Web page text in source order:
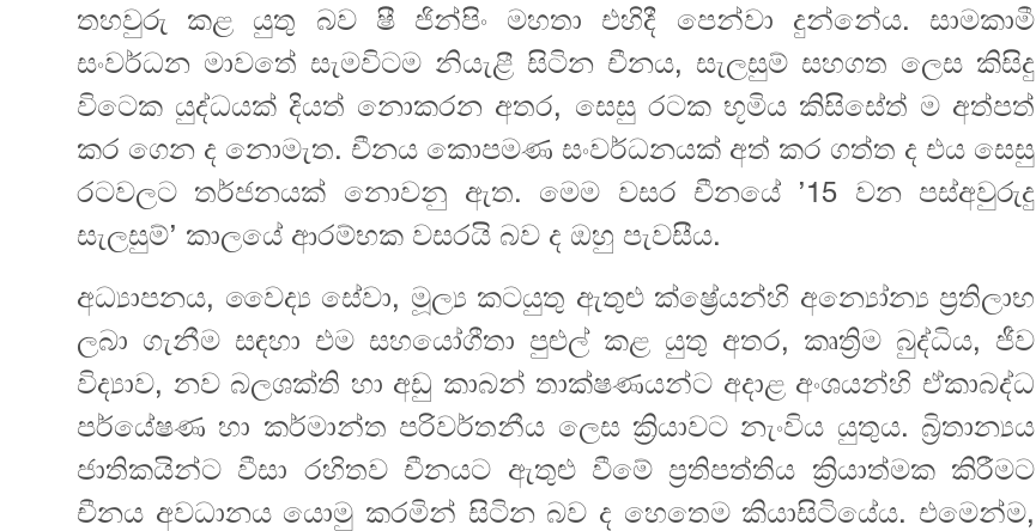
තහවුරු කළ යුතු බව ෂී ජින්පිං මහතා එහිදී පෙන්වා දුන්නේය. සාමකාමී
සංවර්ධන මාවතේ සැමවිටම නියැළී සිටින චීනය, සැලසුම් සහගත ලෙස කිසිදු
විටෙක යුද්ධයක් දියත් නොකරන අතර, සෙසු රටක භූමිය කිසිසේත් ම අත්පත්
කර ගෙන ද නොමැත. චීනය කොපමණ සංවර්ධනයක් අත් කර ගත්ත ද එය සෙසු
රටවලට තර්ජනයක් නොවනු ඇත. මෙම වසර චීනයේ ’15 වන පස්අවුරුදු
සැලසුම්’ කාලයේ ආරම්භක වසරයි බව ද ඔහු පැවසීය.
අධ්‍යාපනය, වෛද්‍ය සේවා, මූල්‍ය කටයුතු ඇතුළු ක්ෂ්‍රේයන්හි අන්‍යෝන්‍ය ප්‍රතිලාභ
ලබා ගැනීම සඳහා එම සහයෝගීතා පුළුල් කළ යුතු අතර, කෘත්‍රිම බුද්ධිය, ජීව
විද්‍යාව, නව බලශක්ති හා අඩු කාබන් තාක්ෂණයන්ට අදාළ අංශයන්හි ඒකාබද්ධ
පර්යේෂණ හා කර්මාන්ත පරිවර්තනීය ලෙස ක්‍රියාවට නැංවිය යුතුය. බ්‍රිතාන්‍යය
ජාතිකයින්ට වීසා රහිතව චීනයට ඇතුළු වීමේ ප්‍රතිපත්තිය ක්‍රියාත්මක කිරීමට
චීනය අවධානය යොමු කරමින් සිටින බව ද හෙතෙම කියාසිටියේය. එමෙන්ම,